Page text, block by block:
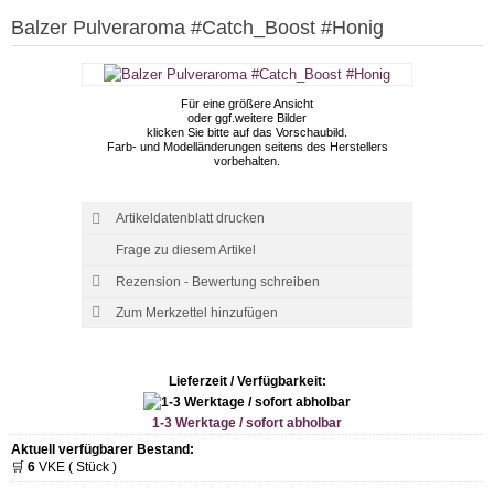
Balzer Pulveraroma #Catch_Boost #Honig
Für eine größere Ansicht
oder ggf.weitere Bilder
klicken Sie bitte auf das Vorschaubild.
Farb- und Modelländerungen seitens des Herstellers
vorbehalten.
Artikeldatenblatt drucken
Frage zu diesem Artikel
Rezension - Bewertung schreiben
Lieferzeit / Verfügbarkeit:
1-3 Werktage / sofort abholbar
Aktuell verfügbarer Bestand:
🛒 6 VKE ( Stück )